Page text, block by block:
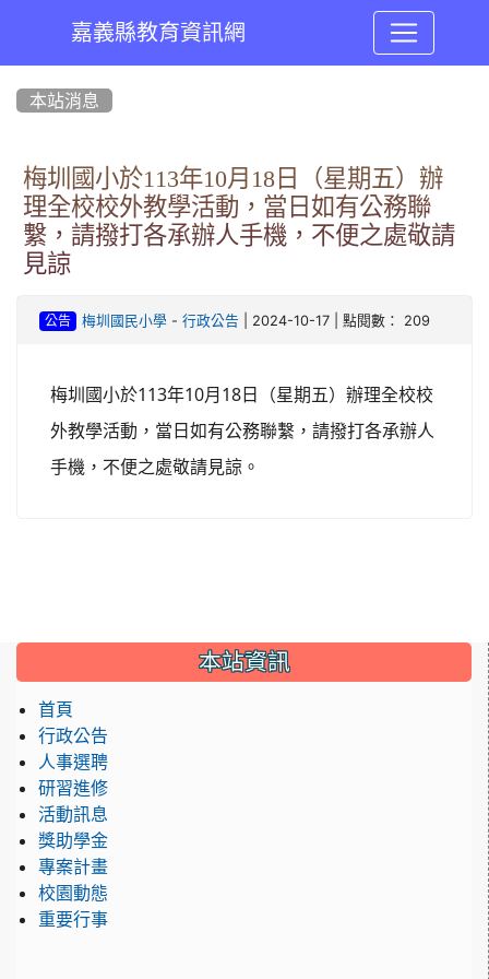
嘉義縣教育資訊網
本站消息
梅圳國小於113年10月18日（星期五）辦
理全校校外教學活動，當日如有公務聯
繫，請撥打各承辦人手機，不便之處敬請
見諒
公告 梅圳國民小學- 行政公告 | 2024-10-17 | 點閱數： 209
梅圳國小於113年10月 18 日（星期五）辦理全校校
外教學活動，當日如有公務聯繫，請撥打各承辦人
手機，不便之處敬請見諒 。
::: 本站資訊
首頁
行政公告
人事選聘
研習進修
活動訊息
獎助學金
專案計畫
校園動態
重要行事